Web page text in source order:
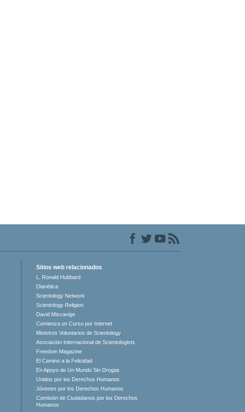
Sitios web relacionados
L. Ronald Hubbard
Dianética
Scientology Network
Scientology Religion
David Miscavige
Comienza un Curso por Internet
Ministros Voluntarios de Scientology
Asociación Internacional de Scientologists
Freedom Magazine
El Camino a la Felicidad
En Apoyo de Un Mundo Sin Drogas
Unidos por los Derechos Humanos
Jóvenes por los Derechos Humanos
Comisión de Ciudadanos por los Derechos
Humanos